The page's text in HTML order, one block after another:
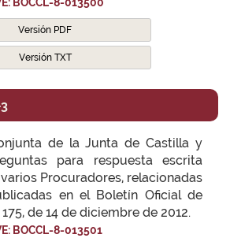
Versión PDF
Versión TXT
de la Junta de Castilla y
para respuesta escrita
Procuradores, relacionadas
en el Boletín Oficial de
de 14 de diciembre de 2012.
BOCCL-8-013501